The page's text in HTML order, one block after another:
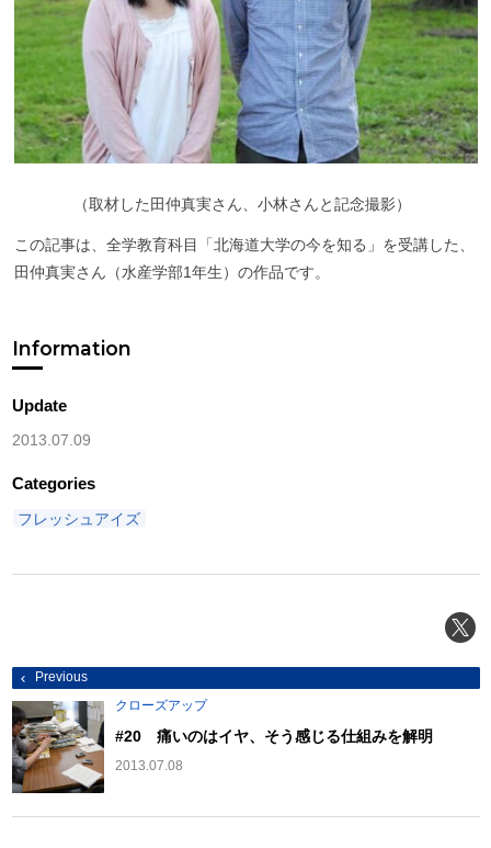
（取材した田仲真実さん、小林さんと記念撮影）
この記事は、全学教育科目「北海道大学の今を知る」を受講した、
田仲真実さん（水産学部1年生）の作品です。
Information
Update
2013.07.09
Categories
フレッシュアイズ
投
稿
ナ
ビ
ゲ
ー
シ
ョ
ン
Previous
クローズアップ
#20 痛いのはイヤ、そう感じる仕組みを解明
2013.07.08